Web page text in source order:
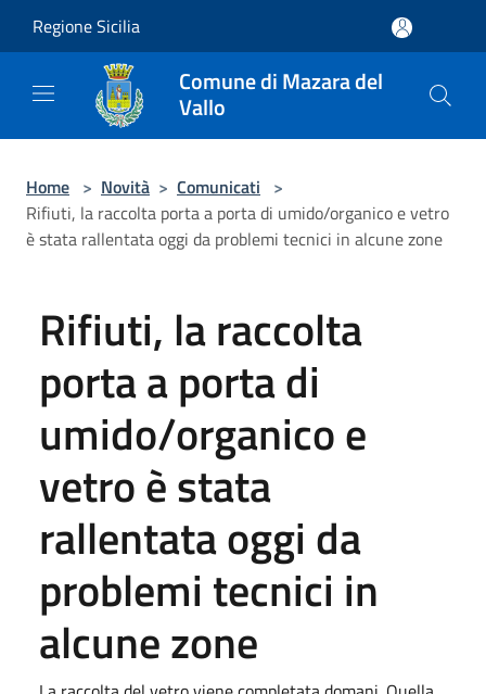
Regione Sicilia
Comune di Mazara del
Vallo
Home > Novità > Comunicati >
Rifiuti, la raccolta porta a porta di umido/organico e vetro
è stata rallentata oggi da problemi tecnici in alcune zone
Rifiuti, la raccolta
porta a porta di
umido/organico e
vetro è stata
rallentata oggi da
problemi tecnici in
alcune zone